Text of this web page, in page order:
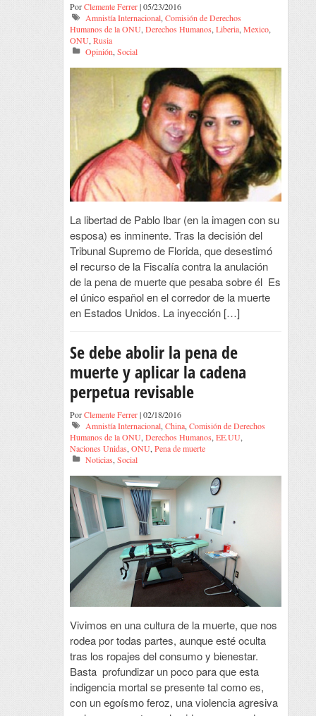
PorClemente Ferrer| 05/23/2016
Amnistía Internacional, Comisión de Derechos
Humanos de la ONU, Derechos Humanos, Liberia, Mexico,
ONU, Rusia
Opinión, Social
La libertad de Pablo Ibar (en la imagen con su
esposa) es inminente. Tras la decisión del
Tribunal Supremo de Florida, que desestimó
el recurso de la Fiscalía contra la anulación
de la pena de muerte que pesaba sobre él Es
el único español en el corredor de la muerte
en Estados Unidos. La inyección […]
Se debe abolir la pena de
muerte y aplicar la cadena
perpetua revisable
PorClemente Ferrer| 02/18/2016
Amnistía Internacional, China, Comisión de Derechos
Humanos de la ONU, Derechos Humanos, EE.UU,
Naciones Unidas, ONU, Pena de muerte
Noticias, Social
Vivimos en una cultura de la muerte, que nos
rodea por todas partes, aunque esté oculta
tras los ropajes del consumo y bienestar.
Basta profundizar un poco para que esta
indigencia mortal se presente tal como es,
con un egoísmo feroz, una violencia agresiva